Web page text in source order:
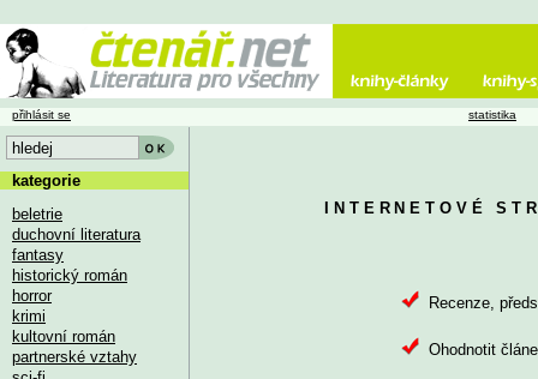
INTERNETOVÉ
Recenze,
Ohodnotit
přihlásit se statistika
kategorie
beletrie
duchovní literatura
fantasy
historický román
horror
krimi
kultovní román
partnerské vztahy